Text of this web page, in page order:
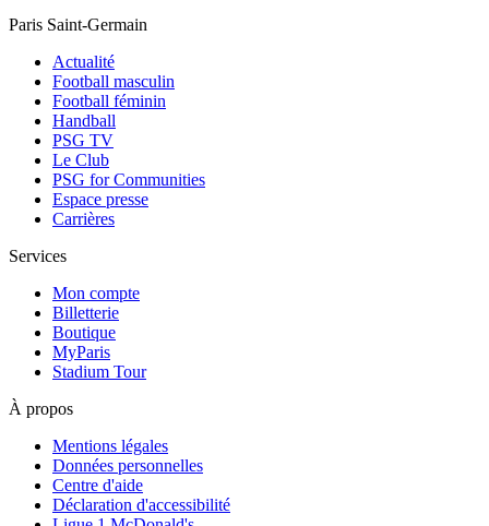
Paris Saint-Germain
Actualité
Football masculin
Football féminin
Handball
PSG TV
Le Club
PSG for Communities
Espace presse
Carrières
Services
Mon compte
Billetterie
Boutique
MyParis
Stadium Tour
À propos
Mentions légales
Données personnelles
Centre d'aide
Déclaration d'accessibilité